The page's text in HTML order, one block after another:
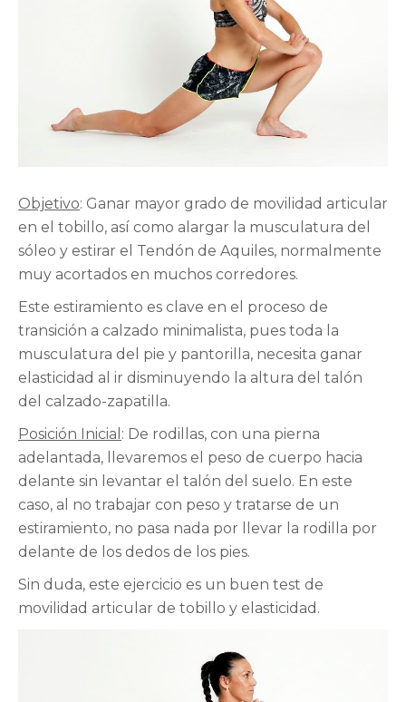
Objetivo: Ganar mayor grado de movilidad articular
en el tobillo, así como alargar la musculatura del
sóleo y estirar el Tendón de Aquiles, normalmente
muy acortados en muchos corredores.
Este estiramiento es clave en el proceso de
transición a calzado minimalista, pues toda la
musculatura del pie y pantorilla, necesita ganar
elasticidad al ir disminuyendo la altura del talón
del calzado-zapatilla.
Posición Inicial : De rodillas, con una pierna
adelantada, llevaremos el peso de cuerpo hacia
delante sin levantar el talón del suelo. En este
caso, al no trabajar con peso y tratarse de un
estiramiento, no pasa nada por llevar la rodilla por
delante de los dedos de los pies.
Sin duda, este ejercicio es un buen test de
movilidad articular de tobillo y elasticidad.